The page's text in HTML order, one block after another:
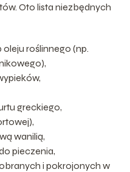
Oto lista niezbędnych
oleju roślinnego (np.
greckiego,
wanilią,
pieczenia,
i pokrojonych w